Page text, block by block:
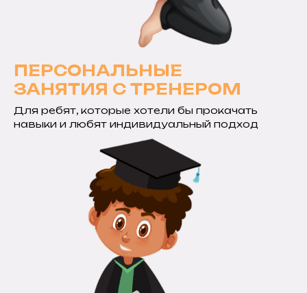
ПЕРСОНАЛЬНЫЕ
ЗАНЯТИЯ С ТРЕНЕРОМ
Для ребят, которые хотели бы прокачать
навыки и любят индивидуальный подход